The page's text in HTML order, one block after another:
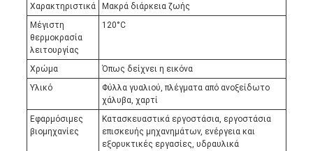
Χαρακτηριστικά
Μακρά διάρκεια ζωής
Μέγιστη
θερμοκρασία
λειτουργίας
120°C
Χρώμα
Όπως δείχνει η εικόνα
Υλικό
Φύλλα γυαλιού, πλέγματα από ανοξείδωτο
χάλυβα, χαρτί
Εφαρμόσιμες
βιομηχανίες
Κατασκευαστικά εργοστάσια, εργοστάσια
επισκευής μηχανημάτων, ενέργεια και
εξορυκτικές εργασίες, υδραυλικά